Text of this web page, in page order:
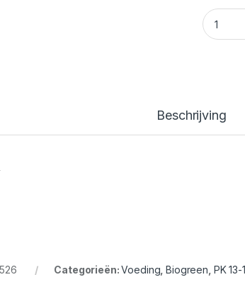
PK 13-
Beschrijving
Categorieën:Voeding ,Biogreen PK 13-